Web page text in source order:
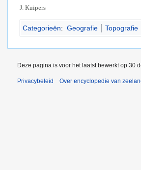
J. Kuipers
Categorieën: Geografie Topografie
Deze pagina is voor het laatst bewerkt op 30
Privacybeleid Over encyclopedie van